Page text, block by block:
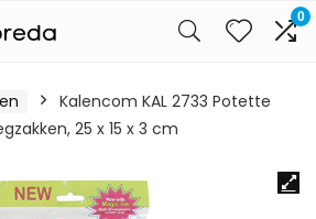
0
Kalencom KAL 2733 Potette
25 x 15 x 3 cm